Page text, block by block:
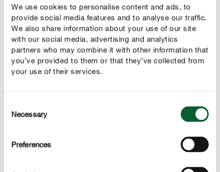
We use cookies to personalise content and ads, to
provide social media features and to analyse our traffic.
We also share information about your use of our site
with our social media, advertising and analytics
partners who may combine it with other information that
you’ve provided to them or that they’ve collected from
your use of their services.
Selection
Necessary
Preferences
Окрім смажених кабачків або замість них можна
порізати на дрібні скибочки помідори або
баклажани і протушкувати їх.
Поріжте кабачки вздовж скибочками (завтовшки 5
до однорідності та приправте за смаком сіллю,